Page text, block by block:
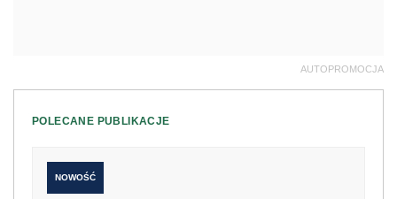
AUTOPROMOCJA
POLECANE PUBLIKACJE
NOWOŚĆ